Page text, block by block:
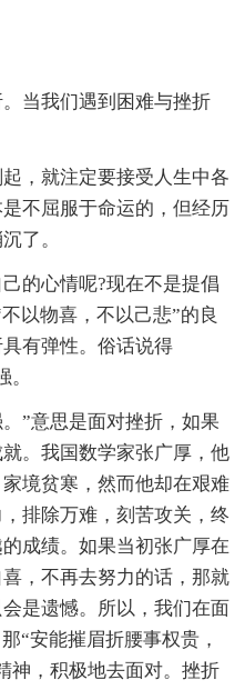
当我们遇到困难与挫折
，就注定要接受人生中各
不屈服于命运的，但经历
了。
的心情呢?现在不是提倡
以物喜，不以己悲”的良
有弹性。俗话说得
”意思是面对挫折，如果
。我国数学家张广厚，他
境贫寒，然而他却在艰难
排除万难，刻苦攻关，终
成绩。如果当初张广厚在
，不再去努力的话，那就
是遗憾。所以，我们在面
“安能摧眉折腰事权贵，
神，积极地去面对。挫折